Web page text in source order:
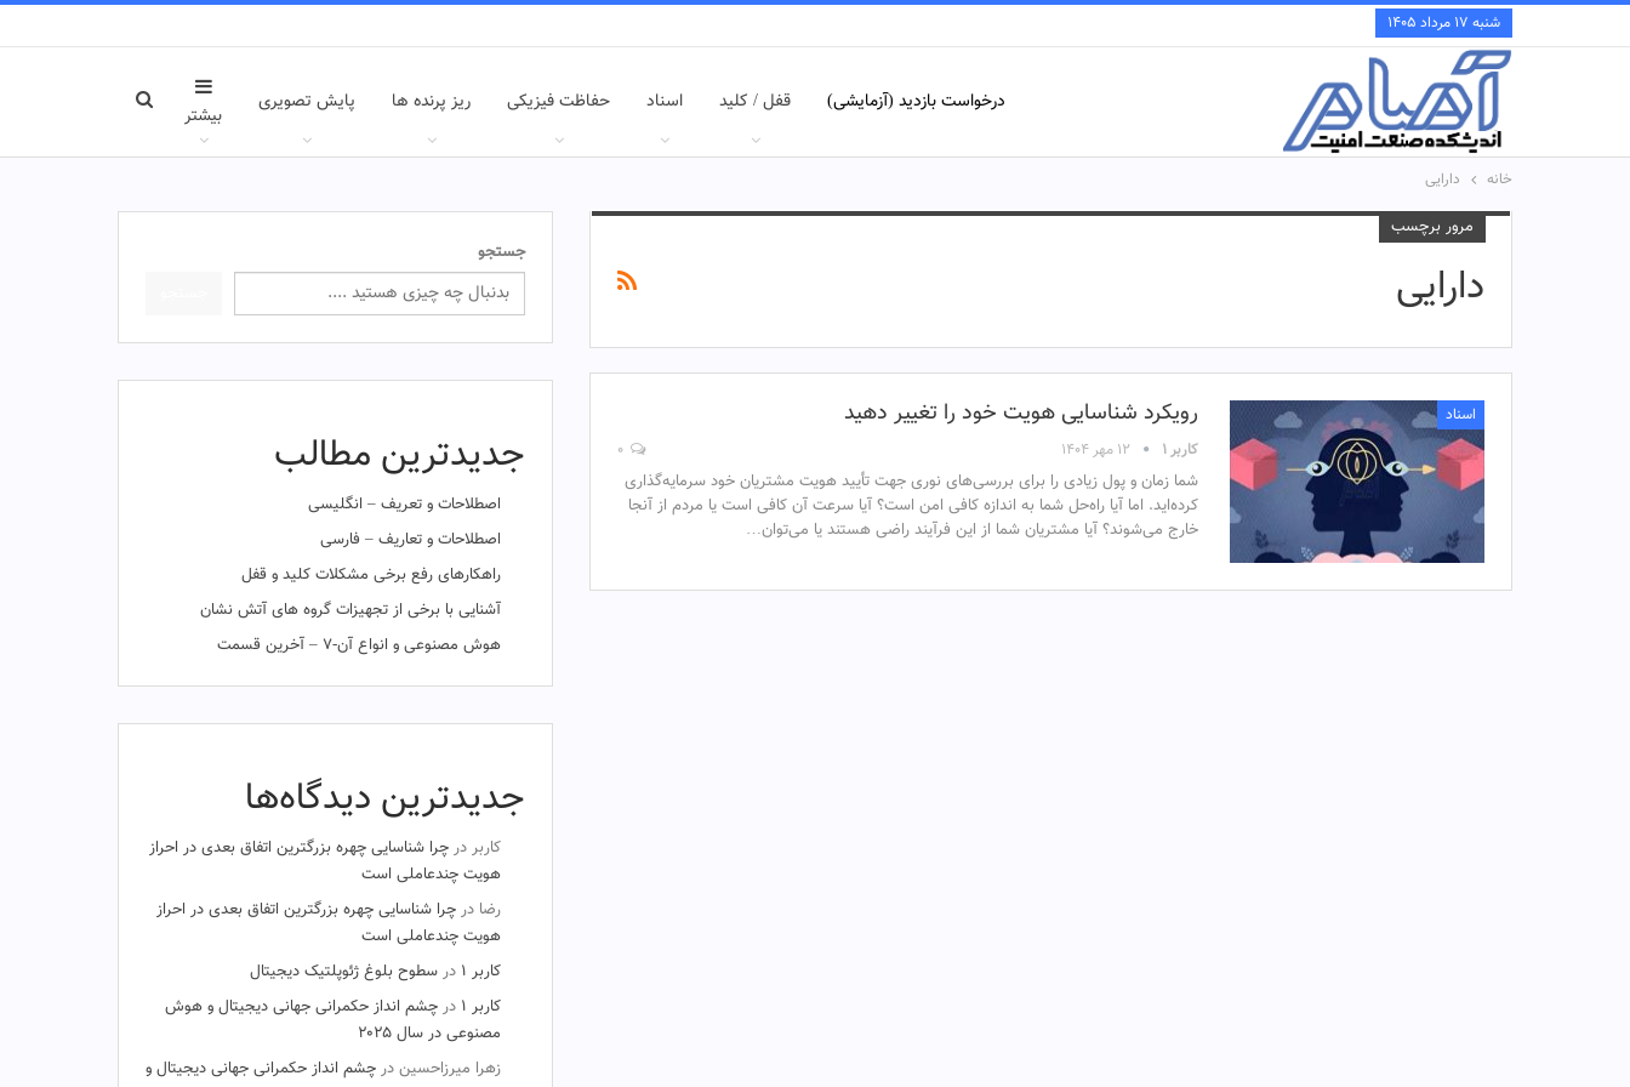
شنبه ۱۷ مرداد ۱۴۰۵
درخواست بازدید (آزمایشی) قفل / کلید اسناد حفاظت فیزیکی ریز پرنده ها پایش تصویری
بیشتر
خانه دارایی
مرور برچسب
دارایی
اسناد رویکرد شناسایی هویت خود را تغییر دهید
کاربر ۱ ۱۲ مهر ۱۴۰۴
شما زمان و پول زیادی را برای بررسی‌های نوری جهت تأیید هویت مشتریان خود سرمایه‌گذاری
کرده‌اید. اما آیا راه‌حل شما به اندازه کافی امن است؟ آیا سرعت آن کافی است یا مردم از آنجا
خارج می‌شوند؟ آیا مشتریان شما از این فرآیند راضی هستند یا می‌توان…
جستجو
جدیدترین مطالب
اصطلاحات و تعریف – انگلیسی
اصطلاحات و تعاریف – فارسی
راهکارهای رفع برخی مشکلات کلید و قفل
آشنایی با برخی از تجهیزات گروه های آتش نشان
هوش مصنوعی و انواع آن-۷ – آخرین قسمت
جدیدترین دیدگاه‌ها
کاربردر چرا شناسایی چهره بزرگترین اتفاق بعدی در احراز
هویت چندعاملی است
رضا در چرا شناسایی چهره بزرگترین اتفاق بعدی در احراز
هویت چندعاملی است
کاربر ۱
در سطوح بلوغ ژئوپلتیک دیجیتال
کاربر ۱
در چشم‌ انداز حکمرانی جهانی دیجیتال و هوش
مصنوعی در سال ۲۰۲۵
زهرا میرزاحسیندر چشم‌ انداز حکمرانی جهانی دیجیتال و